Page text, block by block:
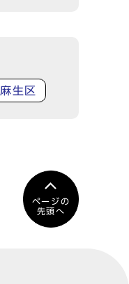
麻生区
ページの
先頭へ